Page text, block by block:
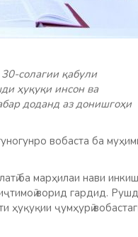
солагии қабули
ҳуқуқи инсон ва
доданд аз донишгоҳи
вобаста ба
ба марҳилаи нави
ворид гардид.
ҷумҳурӣ вобастагӣ